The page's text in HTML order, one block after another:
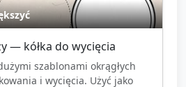
— kółka do wycięcia
szablonami okrągłych
i wycięcia. Użyć jako